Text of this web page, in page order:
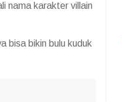
nama karakter villain
bisa bikin bulu kuduk